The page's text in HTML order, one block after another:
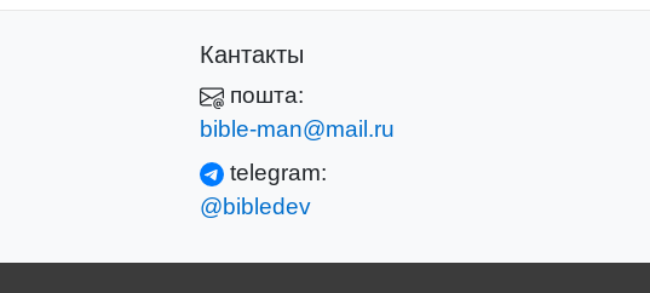
Кантакты
пошта:
bible-man@mail.ru
telegram:
@bibledev